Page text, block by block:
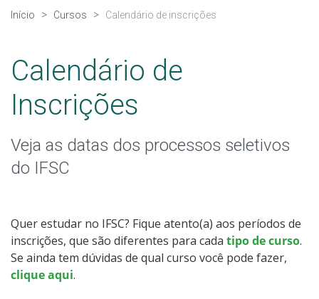
Técnicos Subsequentes
Graduação
Especialização
Educação a Distância
Processo de Inscrição
Início Cursos Calendário de inscrições
Calendário de
Inscrições
Veja as datas dos processos seletivos
do IFSC
Quer estudar no IFSC? Fique atento(a) aos períodos de
inscrições, que são diferentes para cada tipo de curso.
Se ainda tem dúvidas de qual curso você pode fazer,
clique aqui.